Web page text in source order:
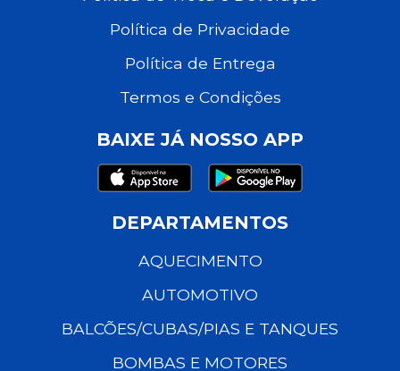
Política de Privacidade
Política de Entrega
Termos e Condições
BAIXE JÁ NOSSO APP
DEPARTAMENTOS
AQUECIMENTO
AUTOMOTIVO
BALCÕES/CUBAS/PIAS E TANQUES
BOMBAS E MOTORES